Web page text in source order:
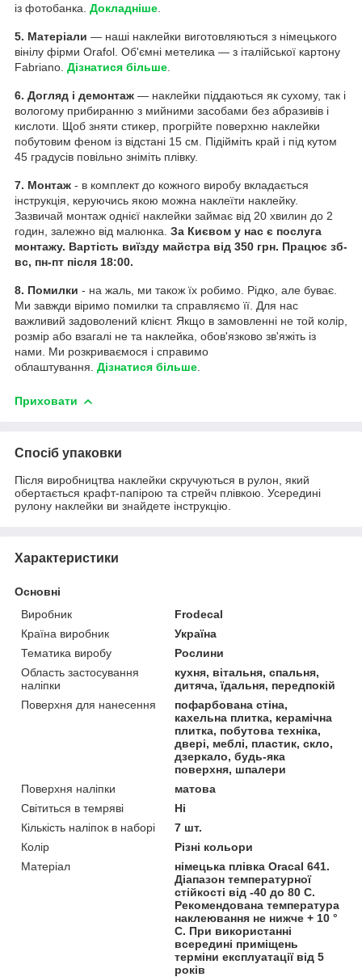
із фотобанка. Докладніше
5. Матеріали — наші наклейки виготовляються з німецького
вінілу фірми Orafol. Об'ємні метелика — з італійської картону
Fabriano. Дізнатися більше
6. Догляд і демонтаж — наклейки піддаються як сухому, так і
вологому прибиранню з мийними засобами без абразивів і
кислоти. Щоб зняти стикер, прогрійте поверхню наклейки
побутовим феном із відстані 15 см. Підійміть край і під кутом
45 градусів повільно зніміть плівку.
7. Монтаж - в комплект до кожного виробу вкладається
інструкція, керуючись якою можна наклеїти наклейку.
Зазвичай монтаж однієї наклейки займає від 20 хвилин до 2
годин, залежно від малюнка. За Києвом у нас є послуга
монтажу. Вартість виїзду майстра від 350 грн. Працює зб-
вс, пн-пт після 18:00.
8. Помилки - на жаль, ми також їх робимо. Рідко, але буває.
Ми завжди віримо помилки та справляємо її. Для нас
важливий задоволений клієнт. Якщо в замовленні не той колір,
розмір або взагалі не та наклейка, обов'язково зв'яжіть із
нами. Ми розкриваємося і справимо
облаштування. Дізнатися більше
Приховати
Спосіб упаковки
Після виробництва наклейки скручуються в рулон, який
обертається крафт-папірою та стрейч плівкою. Усередині
рулону наклейки ви знайдете інструкцію.
Характеристики
Основні
Виробник
Frodecal
Країна виробник
Україна
Тематика виробу
Рослини
Область застосування
наліпки
кухня, вітальня, спальня,
дитяча, їдальня, передпокій
Поверхня для нанесення
пофарбована стіна,
кахельна плитка, керамічна
плитка, побутова техніка,
двері, меблі, пластик, скло,
дзеркало, будь-яка
поверхня, шпалери
Поверхня наліпки
матова
Світиться в темряві
Ні
Кількість наліпок в наборі
7 шт.
Колір
Різні кольори
Матеріал
німецька плівка Oracal 641.
Діапазон температурної
стійкості від -40 до 80 С.
Рекомендована температура
наклеювання не нижче + 10 °
С. При використанні
всередині приміщень
терміни експлуатації від 5
років